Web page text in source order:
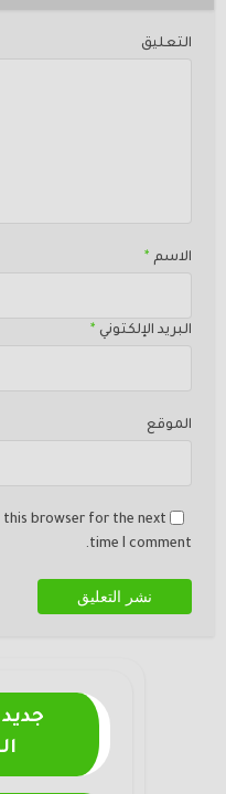
التعليق
الاسم *
البريد الإلكتوني *
الموقع
this browser for the next
time I comment.